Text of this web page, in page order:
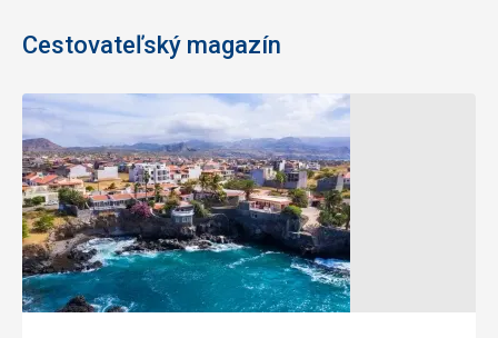
Cestovateľský magazín